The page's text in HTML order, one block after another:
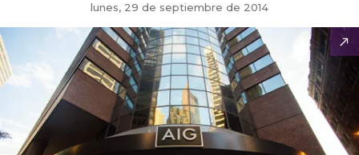
lunes, 29 de septiembre de 2014